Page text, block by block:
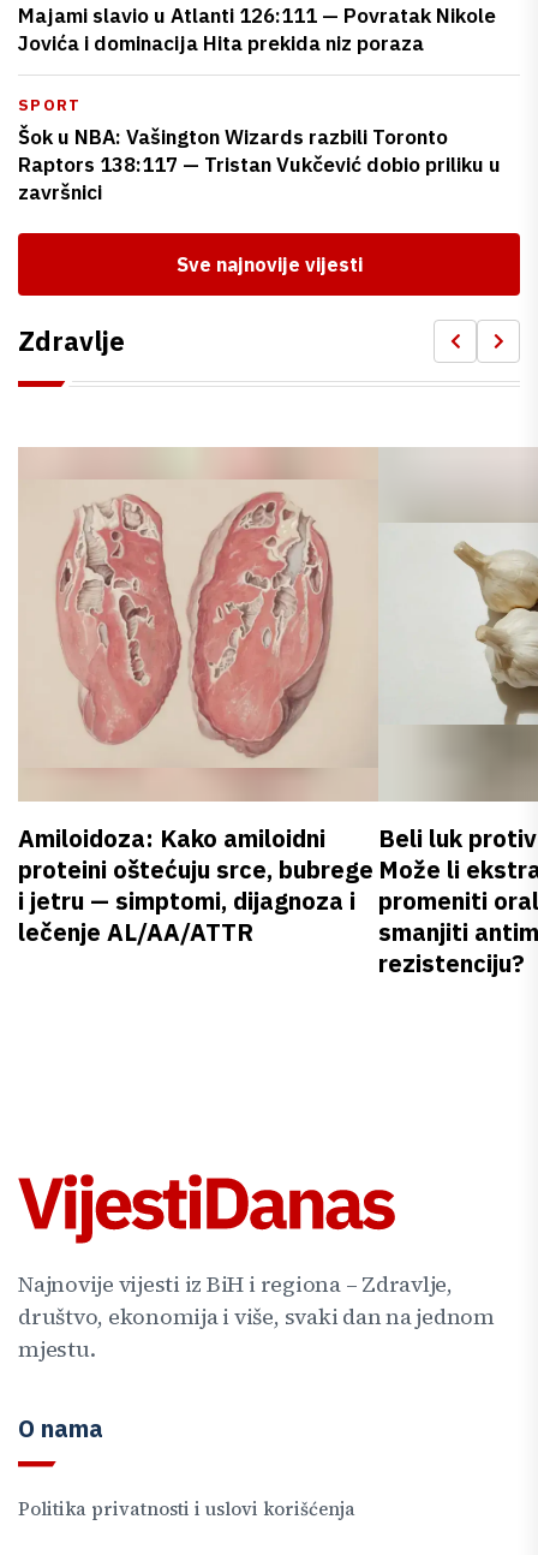
Majami slavio u Atlanti 126:111 — Povratak Nikole
Jovića i dominacija Hita prekida niz poraza
SPORT
Šok u NBA: Vašington Wizards razbili Toronto
Raptors 138:117 — Tristan Vukčević dobio priliku u
završnici
Sve najnovije vijesti
Zdravlje
Amiloidoza: Kako amiloidni
proteini oštećuju srce, bubrege
i jetru — simptomi, dijagnoza i
lečenje AL/AA/ATTR
Beli luk
Može li
promeniti
smanjiti
rezistenciju?
Najnovije vijesti iz BiH i regiona – Zdravlje,
društvo, ekonomija i više, svaki dan na jednom
mjestu.
O nama
Politika privatnosti i uslovi korišćenja